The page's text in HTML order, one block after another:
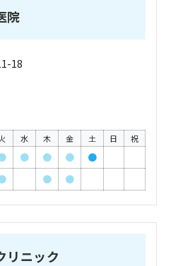
院
18
水 木 金 土 日 祝
● ● ●
●
● ●
ニック